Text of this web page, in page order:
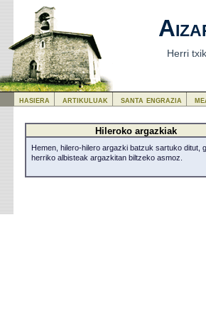
Herri
Hileroko argazkiak
Hemen, hilero-hilero argazki batzuk sartuko ditut,
herriko albisteak argazkitan biltzeko asmoz.
hasiera artikuluak santa engrazia